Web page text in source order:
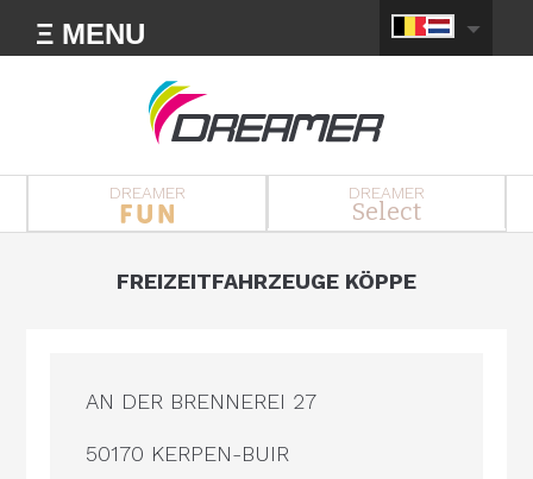
Ξ MENU
DREAMER DREAMER
Select
FREIZEITFAHRZEUGE KÖPPE
AN DER BRENNEREI 27
50170 KERPEN-BUIR